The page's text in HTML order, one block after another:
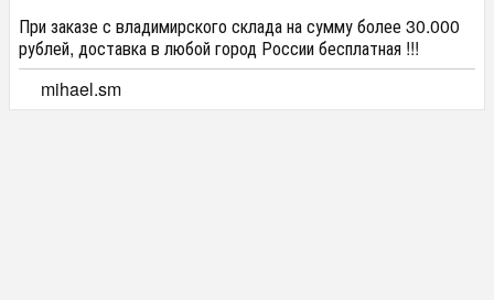
При заказе с владимирского склада на сумму более 30.000
рублей, доставка в любой город России бесплатная !!!
mihael.sm